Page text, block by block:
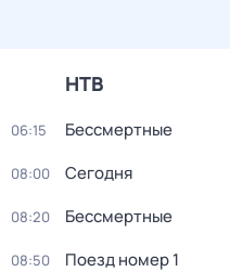
НТВ
06:15 Бессмертные
08:00 Сегодня
08:20 Бессмертные
08:50 Поезд номер 1